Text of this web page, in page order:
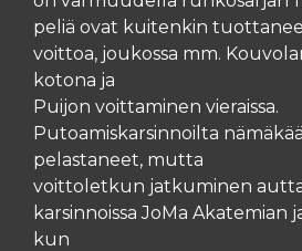
peliä ovat kuitenkin
voittoa, joukossa mm.
kotona ja
Puijon voittaminen vieraissa.
Putoamiskarsinnoilta
pelastaneet, mutta
voittoletkun jatkuminen
karsinnoissa JoMa Akatemian
kun